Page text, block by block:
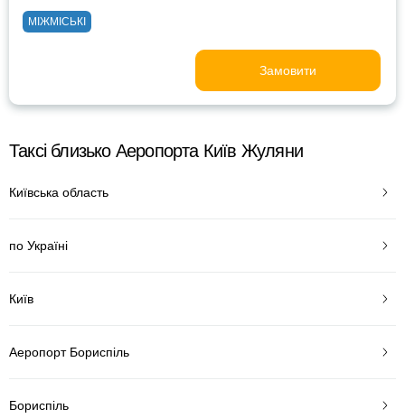
МІЖМІСЬКІ
Замовити
Таксі близько Аеропорта Київ Жуляни
Київська область
по Україні
Київ
Аеропорт Бориспіль
Бориспіль